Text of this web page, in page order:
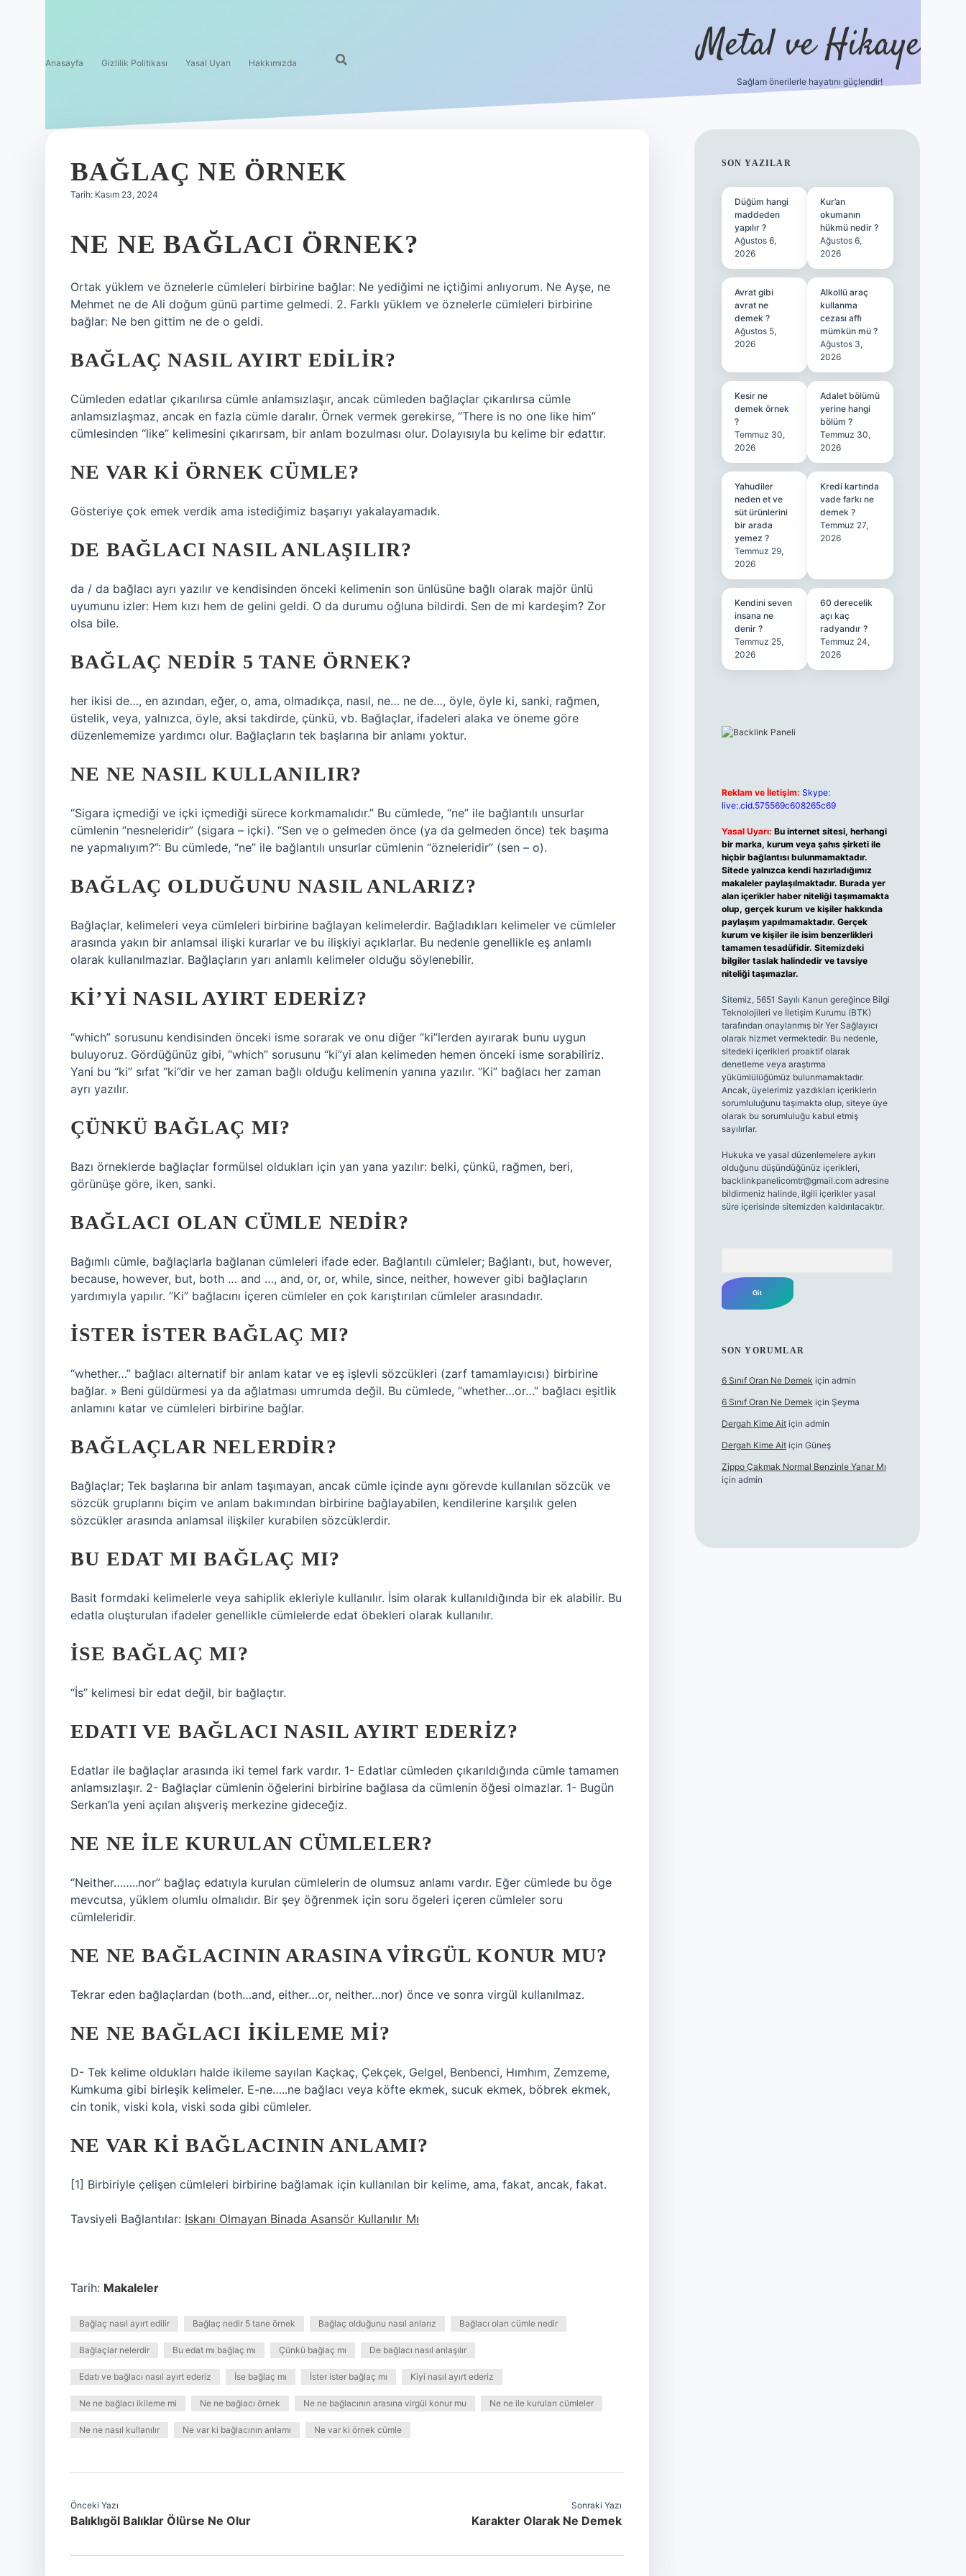
Anasayfa Gizlilik Politikası Yasal Uyarı Hakkımızda Metal ve Hikaye
Sağlam önerilerle hayatını güçlendir!
BAĞLAÇ NE ÖRNEK
Tarih: Kasım 23, 2024
NE NE BAĞLACI ÖRNEK?
Ortak yüklem ve öznelerle cümleleri birbirine bağlar: Ne yediğimi ne içtiğimi anlıyorum. Ne Ayşe, ne
Mehmet ne de Ali doğum günü partime gelmedi. 2. Farklı yüklem ve öznelerle cümleleri birbirine
bağlar: Ne ben gittim ne de o geldi.
BAĞLAÇ NASIL AYIRT EDILIR?
Cümleden edatlar çıkarılırsa cümle anlamsızlaşır, ancak cümleden bağlaçlar çıkarılırsa cümle
anlamsızlaşmaz, ancak en fazla cümle daralır. Örnek vermek gerekirse, “There is no one like him”
cümlesinden “like” kelimesini çıkarırsam, bir anlam bozulması olur. Dolayısıyla bu kelime bir edattır.
NE VAR KI ÖRNEK CÜMLE?
Gösteriye çok emek verdik ama istediğimiz başarıyı yakalayamadık.
DE BAĞLACI NASIL ANLAŞILIR?
da / da bağlacı ayrı yazılır ve kendisinden önceki kelimenin son ünlüsüne bağlı olarak majör ünlü
uyumunu izler: Hem kızı hem de gelini geldi. O da durumu oğluna bildirdi. Sen de mi kardeşim? Zor
olsa bile.
BAĞLAÇ NEDIR 5 TANE ÖRNEK?
her ikisi de…, en azından, eğer, o, ama, olmadıkça, nasıl, ne… ne de…, öyle, öyle ki, sanki, rağmen,
üstelik, veya, yalnızca, öyle, aksi takdirde, çünkü, vb. Bağlaçlar, ifadeleri alaka ve öneme göre
düzenlememize yardımcı olur. Bağlaçların tek başlarına bir anlamı yoktur.
NE NE NASIL KULLANILIR?
“Sigara içmediği ve içki içmediği sürece korkmamalıdır.” Bu cümlede, “ne” ile bağlantılı unsurlar
cümlenin “nesneleridir” (sigara – içki). “Sen ve o gelmeden önce (ya da gelmeden önce) tek başıma
ne yapmalıyım?”: Bu cümlede, “ne” ile bağlantılı unsurlar cümlenin “özneleridir” (sen – o).
BAĞLAÇ OLDUĞUNU NASIL ANLARIZ?
Bağlaçlar, kelimeleri veya cümleleri birbirine bağlayan kelimelerdir. Bağladıkları kelimeler ve cümleler
arasında yakın bir anlamsal ilişki kurarlar ve bu ilişkiyi açıklarlar. Bu nedenle genellikle eş anlamlı
olarak kullanılmazlar. Bağlaçların yarı anlamlı kelimeler olduğu söylenebilir.
KI’YI NASIL AYIRT EDERIZ?
“which” sorusunu kendisinden önceki isme sorarak ve onu diğer “ki”lerden ayırarak bunu uygun
buluyoruz. Gördüğünüz gibi, “which” sorusunu “ki”yi alan kelimeden hemen önceki isme sorabiliriz.
Yani bu “ki” sıfat “ki”dir ve her zaman bağlı olduğu kelimenin yanına yazılır. “Ki” bağlacı her zaman
ayrı yazılır.
ÇÜNKÜ BAĞLAÇ MI?
Bazı örneklerde bağlaçlar formülsel oldukları için yan yana yazılır: belki, çünkü, rağmen, beri,
görünüşe göre, iken, sanki.
BAĞLACI OLAN CÜMLE NEDIR?
Bağımlı cümle, bağlaçlarla bağlanan cümleleri ifade eder. Bağlantılı cümleler; Bağlantı, but, however,
because, however, but, both … and …, and, or, or, while, since, neither, however gibi bağlaçların
yardımıyla yapılır. “Ki” bağlacını içeren cümleler en çok karıştırılan cümleler arasındadır.
İSTER ISTER BAĞLAÇ MI?
“whether…” bağlacı alternatif bir anlam katar ve eş işlevli sözcükleri (zarf tamamlayıcısı) birbirine
bağlar. » Beni güldürmesi ya da ağlatması umrumda değil. Bu cümlede, “whether…or…” bağlacı eşitlik
anlamını katar ve cümleleri birbirine bağlar.
BAĞLAÇLAR NELERDIR?
Bağlaçlar; Tek başlarına bir anlam taşımayan, ancak cümle içinde aynı görevde kullanılan sözcük ve
sözcük gruplarını biçim ve anlam bakımından birbirine bağlayabilen, kendilerine karşılık gelen
sözcükler arasında anlamsal ilişkiler kurabilen sözcüklerdir.
BU EDAT MI BAĞLAÇ MI?
Basit formdaki kelimelerle veya sahiplik ekleriyle kullanılır. İsim olarak kullanıldığında bir ek alabilir. Bu
edatla oluşturulan ifadeler genellikle cümlelerde edat öbekleri olarak kullanılır.
İSE BAĞLAÇ MI?
“İs” kelimesi bir edat değil, bir bağlaçtır.
EDATI VE BAĞLACI NASIL AYIRT EDERIZ?
Edatlar ile bağlaçlar arasında iki temel fark vardır. 1- Edatlar cümleden çıkarıldığında cümle tamamen
anlamsızlaşır. 2- Bağlaçlar cümlenin öğelerini birbirine bağlasa da cümlenin öğesi olmazlar. 1- Bugün
Serkan’la yeni açılan alışveriş merkezine gideceğiz.
NE NE ILE KURULAN CÜMLELER?
“Neither……..nor” bağlaç edatıyla kurulan cümlelerin de olumsuz anlamı vardır. Eğer cümlede bu öge
mevcutsa, yüklem olumlu olmalıdır. Bir şey öğrenmek için soru ögeleri içeren cümleler soru
cümleleridir.
NE NE BAĞLACININ ARASINA VIRGÜL KONUR MU?
Tekrar eden bağlaçlardan (both…and, either…or, neither…nor) önce ve sonra virgül kullanılmaz.
NE NE BAĞLACI IKILEME MI?
D- Tek kelime oldukları halde ikileme sayılan Kaçkaç, Çekçek, Gelgel, Benbenci, Hımhım, Zemzeme,
Kumkuma gibi birleşik kelimeler. E-ne…..ne bağlacı veya köfte ekmek, sucuk ekmek, böbrek ekmek,
cin tonik, viski kola, viski soda gibi cümleler.
NE VAR KI BAĞLACININ ANLAMI?
[1] Birbiriyle çelişen cümleleri birbirine bağlamak için kullanılan bir kelime, ama, fakat, ancak, fakat.
Tavsiyeli Bağlantılar: Iskanı Olmayan Binada Asansör Kullanılır Mı
Tarih: Makaleler
Bağlaç nasıl ayırt edilir Bağlaç nedir 5 tane örnek Bağlaç olduğunu nasıl anlarız Bağlacı olan cümle nedir
Bağlaçlar nelerdir Bu edat mı bağlaç mı Çünkü bağlaç mı De bağlacı nasıl anlaşılır
Edatı ve bağlacı nasıl ayırt ederiz İse bağlaç mı İster ister bağlaç mı Kiyi nasıl ayırt ederiz
Ne ne bağlacı ikileme mi Ne ne bağlacı örnek Ne ne bağlacının arasına virgül konur mu Ne ne ile kurulan cümleler
Ne ne nasıl kullanılır Ne var ki bağlacının anlamı Ne var ki örnek cümle
Önceki Yazı
Balıklıgöl Balıklar Ölürse Ne Olur
Sonraki Yazı
Karakter Olarak Ne Demek
SIDEBAR
SON YAZILAR
Düğüm hangi
maddeden
yapılır ?
Ağustos 6,
2026
Kur’an
okumanın
hükmü nedir ?
Ağustos 6,
2026
Avrat gibi
avrat ne
demek ?
Ağustos 5,
2026
Alkollü araç
kullanma
cezası affı
mümkün mü ?
Ağustos 3,
2026
Kesir ne
demek örnek
?
Temmuz 30,
2026
Adalet bölümü
yerine hangi
bölüm ?
Temmuz 30,
2026
Yahudiler
neden et ve
süt ürünlerini
bir arada
yemez ?
Temmuz 29,
2026
Kredi kartında
vade farkı ne
demek ?
Temmuz 27,
2026
Kendini seven
insana ne
denir ?
Temmuz 25,
2026
60 derecelik
açı kaç
radyandır ?
Temmuz 24,
2026
Reklam ve İletişim: Skype:
live:.cid.575569c608265c69
Yasal Uyarı: Bu internet sitesi, herhangi
bir marka, kurum veya şahıs şirketi ile
hiçbir bağlantısı bulunmamaktadır.
Sitede yalnızca kendi hazırladığımız
makaleler paylaşılmaktadır. Burada yer
alan içerikler haber niteliği taşımamakta
olup, gerçek kurum ve kişiler hakkında
paylaşım yapılmamaktadır. Gerçek
kurum ve kişiler ile isim benzerlikleri
tamamen tesadüfidir. Sitemizdeki
bilgiler taslak halindedir ve tavsiye
niteliği taşımazlar.
Sitemiz, 5651 Sayılı Kanun gereğince Bilgi
Teknolojileri ve İletişim Kurumu (BTK)
tarafından onaylanmış bir Yer Sağlayıcı
olarak hizmet vermektedir. Bu nedenle,
sitedeki içerikleri proaktif olarak
denetleme veya araştırma
yükümlülüğümüz bulunmamaktadır.
Ancak, üyelerimiz yazdıkları içeriklerin
sorumluluğunu taşımakta olup, siteye üye
olarak bu sorumluluğu kabul etmiş
sayılırlar.
Hukuka ve yasal düzenlemelere aykırı
olduğunu düşündüğünüz içerikleri,
backlinkpanelicomtr@gmail.comadresine
bildirmeniz halinde, ilgili içerikler yasal
süre içerisinde sitemizden kaldırılacaktır.
SON YORUMLAR
6 Sınıf Oran Ne Demek için admin
6 Sınıf Oran Ne Demek için Şeyma
Dergah Kime Aitiçin admin
Dergah Kime Aitiçin Güneş
Zippo Çakmak Normal Benzinle Yanar Mı
için admin
https://betci.co/famecasino güncel giriş vdcasino güncel giriş